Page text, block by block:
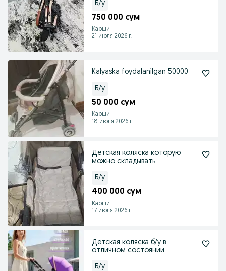
Б/у
750 000 сум
Карши
21 июля 2026 г.
Kalyaska foydalanilgan 50000
Б/у
50 000 сум
Карши
18 июля 2026 г.
Детская коляска которую
можно складывать
Б/у
400 000 сум
Карши
17 июля 2026 г.
Детская коляска б/у в
отличном состоянии
Б/у